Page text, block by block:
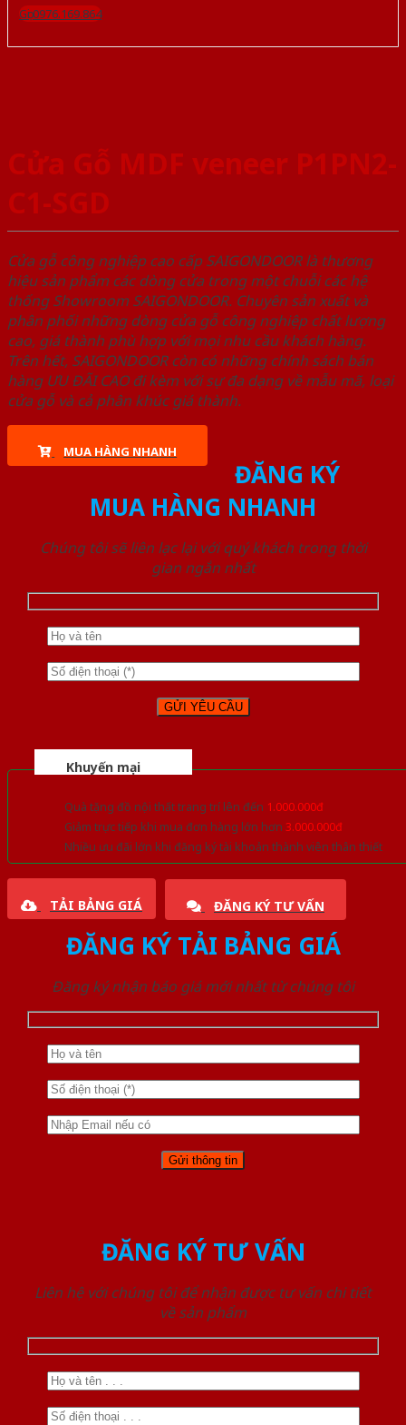
Gọi 0976.169.864
Cửa Gỗ MDF veneer P1PN2-
C1-SGD
Cửa gỗ công nghiệp cao cấp SAIGONDOOR là thương
hiệu sản phẩm các dòng cửa trong một chuỗi các hệ
thống Showroom SAIGONDOOR. Chuyên sản xuất và
phân phối những dòng cửa gỗ công nghiệp chất lượng
cao, giá thành phù hợp với mọi nhu cầu khách hàng.
Trên hết, SAIGONDOOR còn có những chính sách bán
hàng ƯU ĐÃI CAO đi kèm với sự đa dạng về mẫu mã, loại
cửa gỗ và cả phân khúc giá thành.
MUA HÀNG NHANH
ĐĂNG KÝ
MUA HÀNG NHANH
Chúng tôi sẽ liên lạc lại với quý khách trong thời
gian ngắn nhất
Khuyến mại
Quà tặng đồ nội thất trang trí lên đến 1.000.000đ
Giảm trực tiếp khi mua đơn hàng lớn hơn 3.000.000đ
Nhiều ưu đãi lớn khi đăng ký tài khoản thành viên thân thiết
TẢI BẢNG GIÁ ĐĂNG KÝ TƯ VẤN
ĐĂNG KÝ TẢI BẢNG GIÁ
Đăng ký nhận báo giá mới nhất từ chúng tôi
ĐĂNG KÝ TƯ VẤN
Liên hệ với chúng tôi để nhận được tư vấn chi tiết
về sản phẩm